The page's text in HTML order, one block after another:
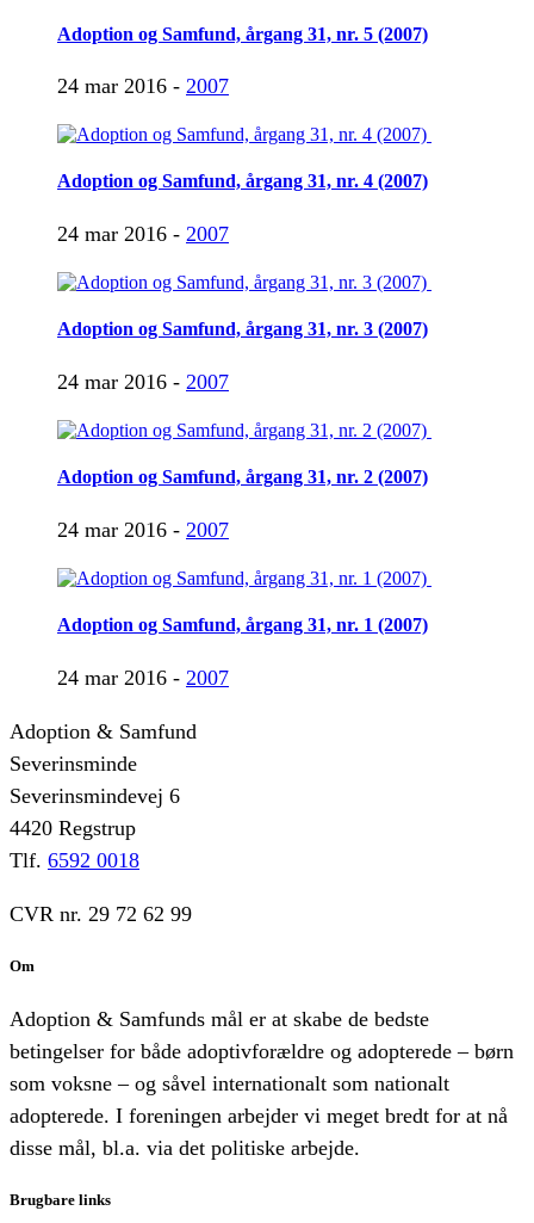
Adoption og Samfund, årgang 31, nr. 5 (2007)
24 mar 2016 - 2007
Adoption og Samfund, årgang 31, nr. 4 (2007)
24 mar 2016 - 2007
Adoption og Samfund, årgang 31, nr. 3 (2007)
24 mar 2016 - 2007
Adoption og Samfund, årgang 31, nr. 2 (2007)
24 mar 2016 - 2007
Adoption og Samfund, årgang 31, nr. 1 (2007)
24 mar 2016 - 2007
Adoption & Samfund
Severinsminde
Severinsmindevej 6
4420 Regstrup
Tlf. 6592 0018
CVR nr. 29 72 62 99
Om
Adoption & Samfunds mål er at skabe de bedste
betingelser for både adoptivforældre og adopterede – børn
som voksne – og såvel internationalt som nationalt
adopterede. I foreningen arbejder vi meget bredt for at nå
disse mål, bl.a. via det politiske arbejde.
Brugbare links